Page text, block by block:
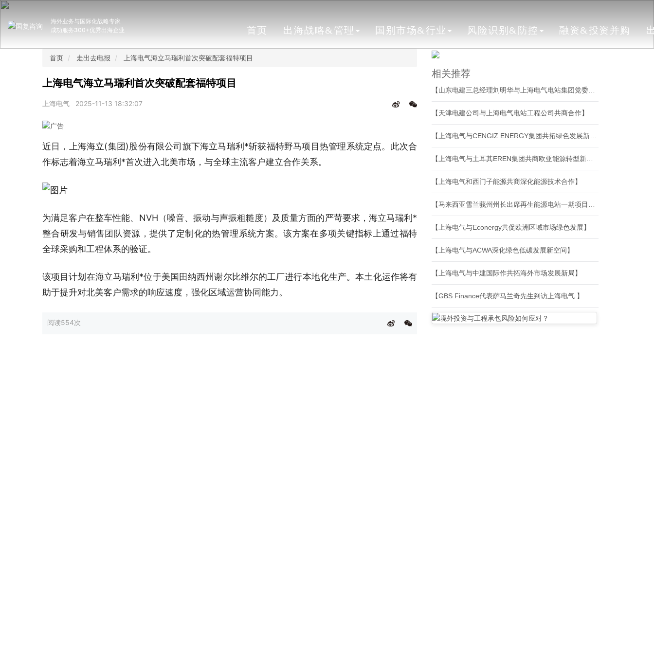
海外业务与国际化战略专家
成功服务300+优秀出海企业
首页 出海战略&管理 国别市场&行业 风险识别&防控 融资&投资并购
首页 走出去电报 上海电气海立马瑞利首次突破配套福特项目
上海电气海立马瑞利首次突破配套福特项目
上海电气 2025-11-13 18:32:07
近日，上海海立(集团)股份有限公司旗下海立马瑞利*斩获福特野马项目热管理系统定点。此次合
作标志着海立马瑞利*首次进入北美市场，与全球主流客户建立合作关系。
为满足客户在整车性能、NVH（噪音、振动与声振粗糙度）及质量方面的严苛要求，海立马瑞利*
整合研发与销售团队资源，提供了定制化的热管理系统方案。该方案在多项关键指标上通过福特
全球采购和工程体系的验证。
该项目计划在海立马瑞利*位于美国田纳西州谢尔比维尔的工厂进行本地化生产。本土化运作将有
助于提升对北美客户需求的响应速度，强化区域运营协同能力。
阅读554次
相关推荐
【天津电建公司与上海电气电站工程公司共商合作】
【上海电气和西门子能源共商深化能源技术合作】
【上海电气与Econergy共促欧洲区域市场绿色发展】
【上海电气与ACWA深化绿色低碳发展新空间】
【上海电气与中建国际作共拓海外市场发展新局】
【GBS Finance代表萨马兰奇先生到访上海电气 】